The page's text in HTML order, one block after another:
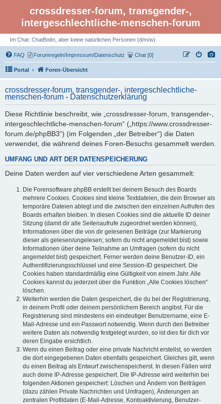
crossdresser-forum, transgender-,
intergeschlechtliche-menschen-forum
Im Chat: ChatBotIn, aber keine natürlichen Personen (d/m/w)
FAQ Forumregeln/Impressum/Datenschutz Chat [0]
Portal Foren-Übersicht
crossdresser-forum, transgender-, intergeschlechtliche-
menschen-forum - Datenschutzerklärung
Diese Richtlinie beschreibt, wie „crossdresser-forum, transgender-,
intergeschlechtliche-menschen-forum“ („https://www.crossdresser-
forum.de/phpBB3“) (im Folgenden „der Betreiber“) die Daten
verwendet, die während deines Foren-Besuchs gesammelt werden.
UMFANG UND ART DER DATENSPEICHERUNG
Deine Daten werden auf vier verschiedene Arten gesammelt:
Die Forensoftware phpBB erstellt bei deinem Besuch des Boards
mehrere Cookies. Cookies sind kleine Textdateien, die dein Browser als
temporäre Dateien ablegt und die zwischen den einzelnen Aufrufen des
Boards erhalten bleiben. In diesen Cookies sind die aktuelle ID deiner
Sitzung (damit dir alle Seitenaufrufe zugeordnet werden können),
Informationen über die von dir gelesenen Beiträge (zur Markierung
dieser als gelesen/ungelesen; sofern du nicht angemeldet bist) sowie
Informationen über deine Teilnahme an Umfragen (sofern du nicht
angemeldet bist) gespeichert. Ferner werden deine Benutzer-ID, ein
Authentifizierungsschlüssel und eine Session-ID gespeichert. Die
Cookies haben standardmäßig eine Gültigkeit von einem Jahr. Alle
Cookies kannst du jederzeit über die Funktion „Alle Cookies löschen“
löschen.
Weiterhin werden die Daten gespeichert, die du bei der Registrierung,
in deinem Profil oder deinem persönlichem Bereich angibst. Für die
Registrierung sind mindestens ein eindeutiger Benutzername, eine E-
Mail-Adresse und ein Passwort notwendig. Wenn durch den Betreiber
weitere Daten als notwendig festgelegt wurden, so ist dies für dich vor
deren Eingabe ersichtlich.
Wenn du einen Beitrag oder eine private Nachricht erstellst, so werden
die dort eingegebenen Daten ebenfalls gespeichert. Gleiches gilt, wenn
du einen Beitrag als Entwurf zwischenspeicherst. In diesen Fällen wird
auch deine IP-Adresse gespeichert. Die IP-Adresse wird weiterhin bei
folgenden Aktionen gespeichert: Löschen und Ändern von Beiträgen
(dazu zählen Private Nachrichten und Umfragen), Änderungen an
zentralen Profildaten (E-Mail-Adresse, Kontoaktivierung, Benutzer-